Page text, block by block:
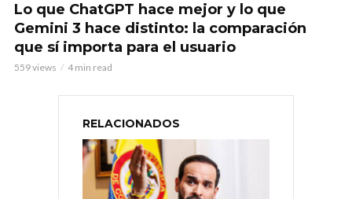
Lo que ChatGPT hace mejor y lo que
Gemini 3 hace distinto: la comparación
que sí importa para el usuario
559 views 4 min read
RELACIONADOS